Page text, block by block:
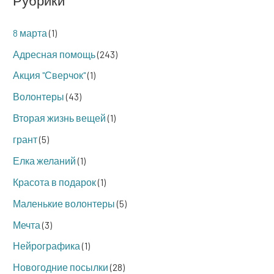
8 марта(1)
Адресная помощь(243)
Акция "Сверчок"(1)
Волонтеры(43)
Вторая жизнь вещей(1)
грант(5)
Елка желаний(1)
Красота в подарок(1)
Маленькие волонтеры(5)
Мечта(3)
Нейрографика(1)
Новогодние посылки(28)